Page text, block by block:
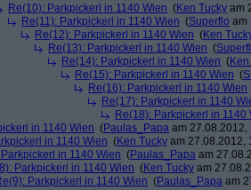
Re(10): Parkpickerl in 1140 Wien (Ken Tucky am
Re(11): Parkpickerl in 1140 Wien (Superflo am
Re(12): Parkpickerl in 1140 Wien (Ken
Re(13): Parkpickerl in 1140 Wien (
Re(14): Parkpickerl in 1140 Wien (
Re(15): Parkpickerl in 1140 Wien (
Re(16): Parkpickerl in 1140 Wien
Re(17): Parkpickerl in 1140
Re(18): Parkpickerl in 1140
in 1140 Wien (Paulas_Papa am 27.08.2012,
in 1140 Wien (Ken Tucky am 27.08.2012,
in 1140 Wien (Paulas_Papa am
Parkpickerl in 1140 Wien (Ken Tucky am
Parkpickerl in 1140 Wien (Paulas_Papa am